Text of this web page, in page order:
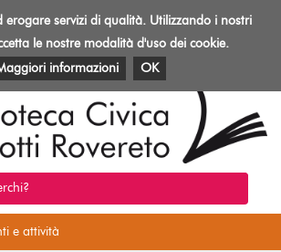
Toggle
PATRIMONIO E RISORSE
e attività
erogare servizi di qualità. Utilizzando i nostri
le nostre modalità d'uso dei cookie.
informazioni
OK